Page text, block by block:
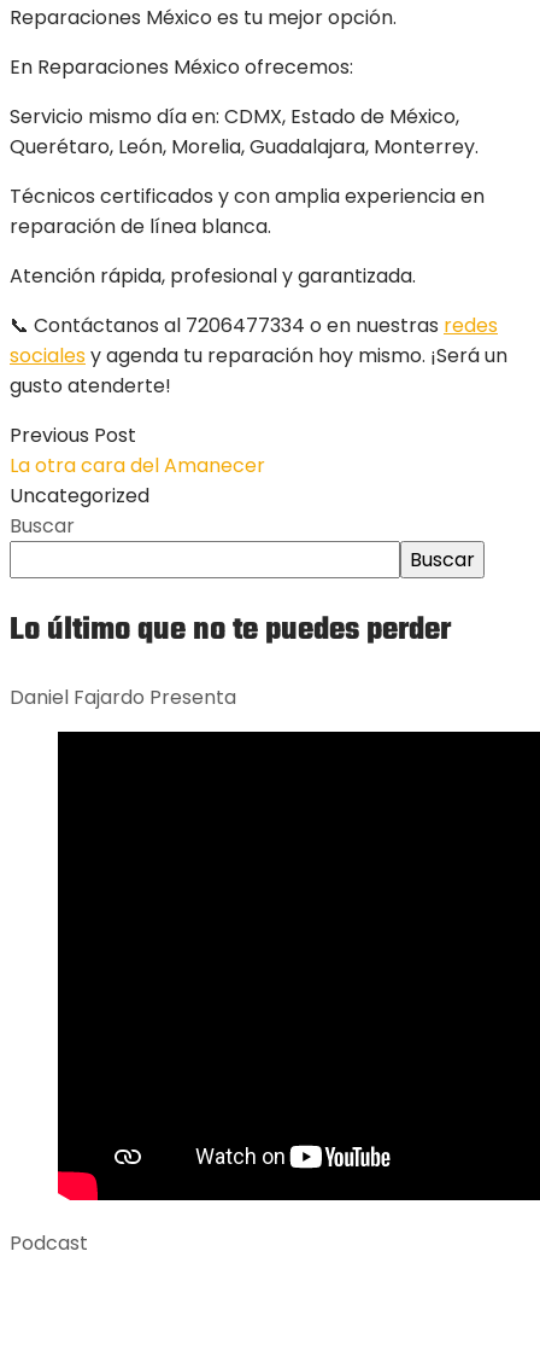
Reparaciones México es tu mejor opción.
En Reparaciones México ofrecemos:
Servicio mismo día en: CDMX, Estado de México,
Querétaro, León, Morelia, Guadalajara, Monterrey.
Técnicos certificados y con amplia experiencia en
reparación de línea blanca.
Atención rápida, profesional y garantizada.
📞 Contáctanos al 7206477334 o en nuestras redes
socialesy agenda tu reparación hoy mismo. ¡Será un
gusto atenderte!
Previous Post
La otra cara del Amanecer
Uncategorized
Buscar
Buscar
Lo último que no te puedes perder
Daniel Fajardo Presenta
Podcast